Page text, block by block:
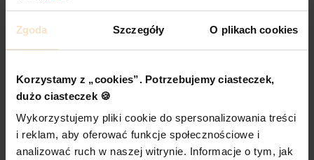
Zgoda Szczegóły O plikach cookies
Korzystamy z „cookies”. Potrzebujemy ciasteczek,
dużo ciasteczek 🍪
Wykorzystujemy pliki cookie do spersonalizowania treści
i reklam, aby oferować funkcje społecznościowe i
analizować ruch w naszej witrynie. Informacje o tym, jak
klientów, którzy kupili u nas ten produkt.
Możesz wybrać swój preferowany układ:
Siatka Lista
15 reviews